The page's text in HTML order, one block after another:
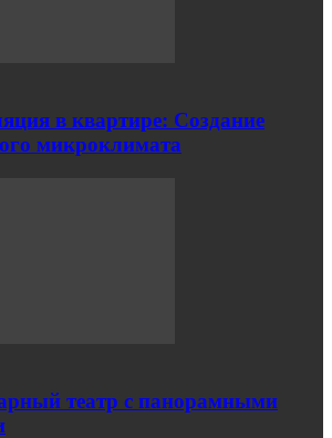
в квартире: Создание
микроклимата
театр с панорамными